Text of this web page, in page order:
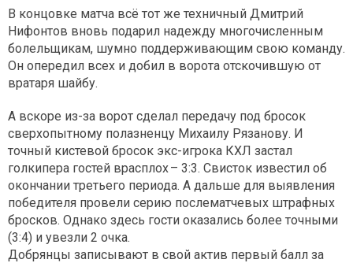
В концовке матча всё тот же техничный Дмитрий
Нифонтов вновь подарил надежду многочисленным
болельщикам, шумно поддерживающим свою команду.
Он опередил всех и добил в ворота отскочившую от
вратаря шайбу.
А вскоре из-за ворот сделал передачу под бросок
сверх­опытному полазненцу Михаилу Рязанову. И
точный кистевой бросок экс-игрока КХЛ застал
голкипера гостей врасплох – 3:3. Свисток известил об
окончании третьего периода. А дальше для выявления
победителя провели серию послематчевых штрафных
бросков. Однако здесь гости оказались более точными
(3:4) и увезли 2 очка.
Добрянцы записывают в свой актив первый балл за